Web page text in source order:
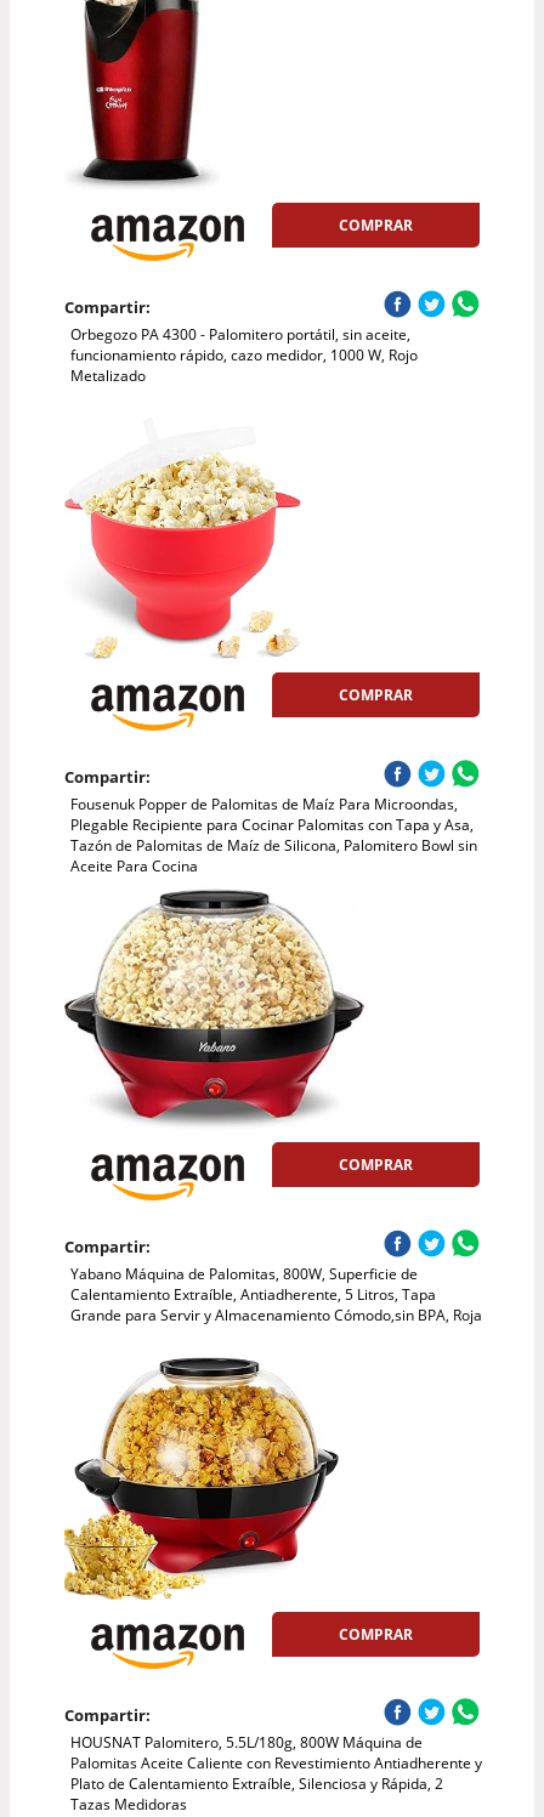
COMPRAR
Compartir:
Orbegozo PA 4300 - Palomitero portátil, sin aceite,
funcionamiento rápido, cazo medidor, 1000 W, Rojo
Metalizado
COMPRAR
Compartir:
Fousenuk Popper de Palomitas de Maíz Para Microondas,
Plegable Recipiente para Cocinar Palomitas con Tapa y Asa,
Tazón de Palomitas de Maíz de Silicona, Palomitero Bowl sin
Aceite Para Cocina
COMPRAR
Compartir:
Yabano Máquina de Palomitas, 800W, Superficie de
Calentamiento Extraíble, Antiadherente, 5 Litros, Tapa
Grande para Servir y Almacenamiento Cómodo,sin BPA, Roja
COMPRAR
Compartir:
HOUSNAT Palomitero, 5.5L/180g, 800W Máquina de
Palomitas Aceite Caliente con Revestimiento Antiadherente y
Plato de Calentamiento Extraíble, Silenciosa y Rápida, 2
Tazas Medidoras